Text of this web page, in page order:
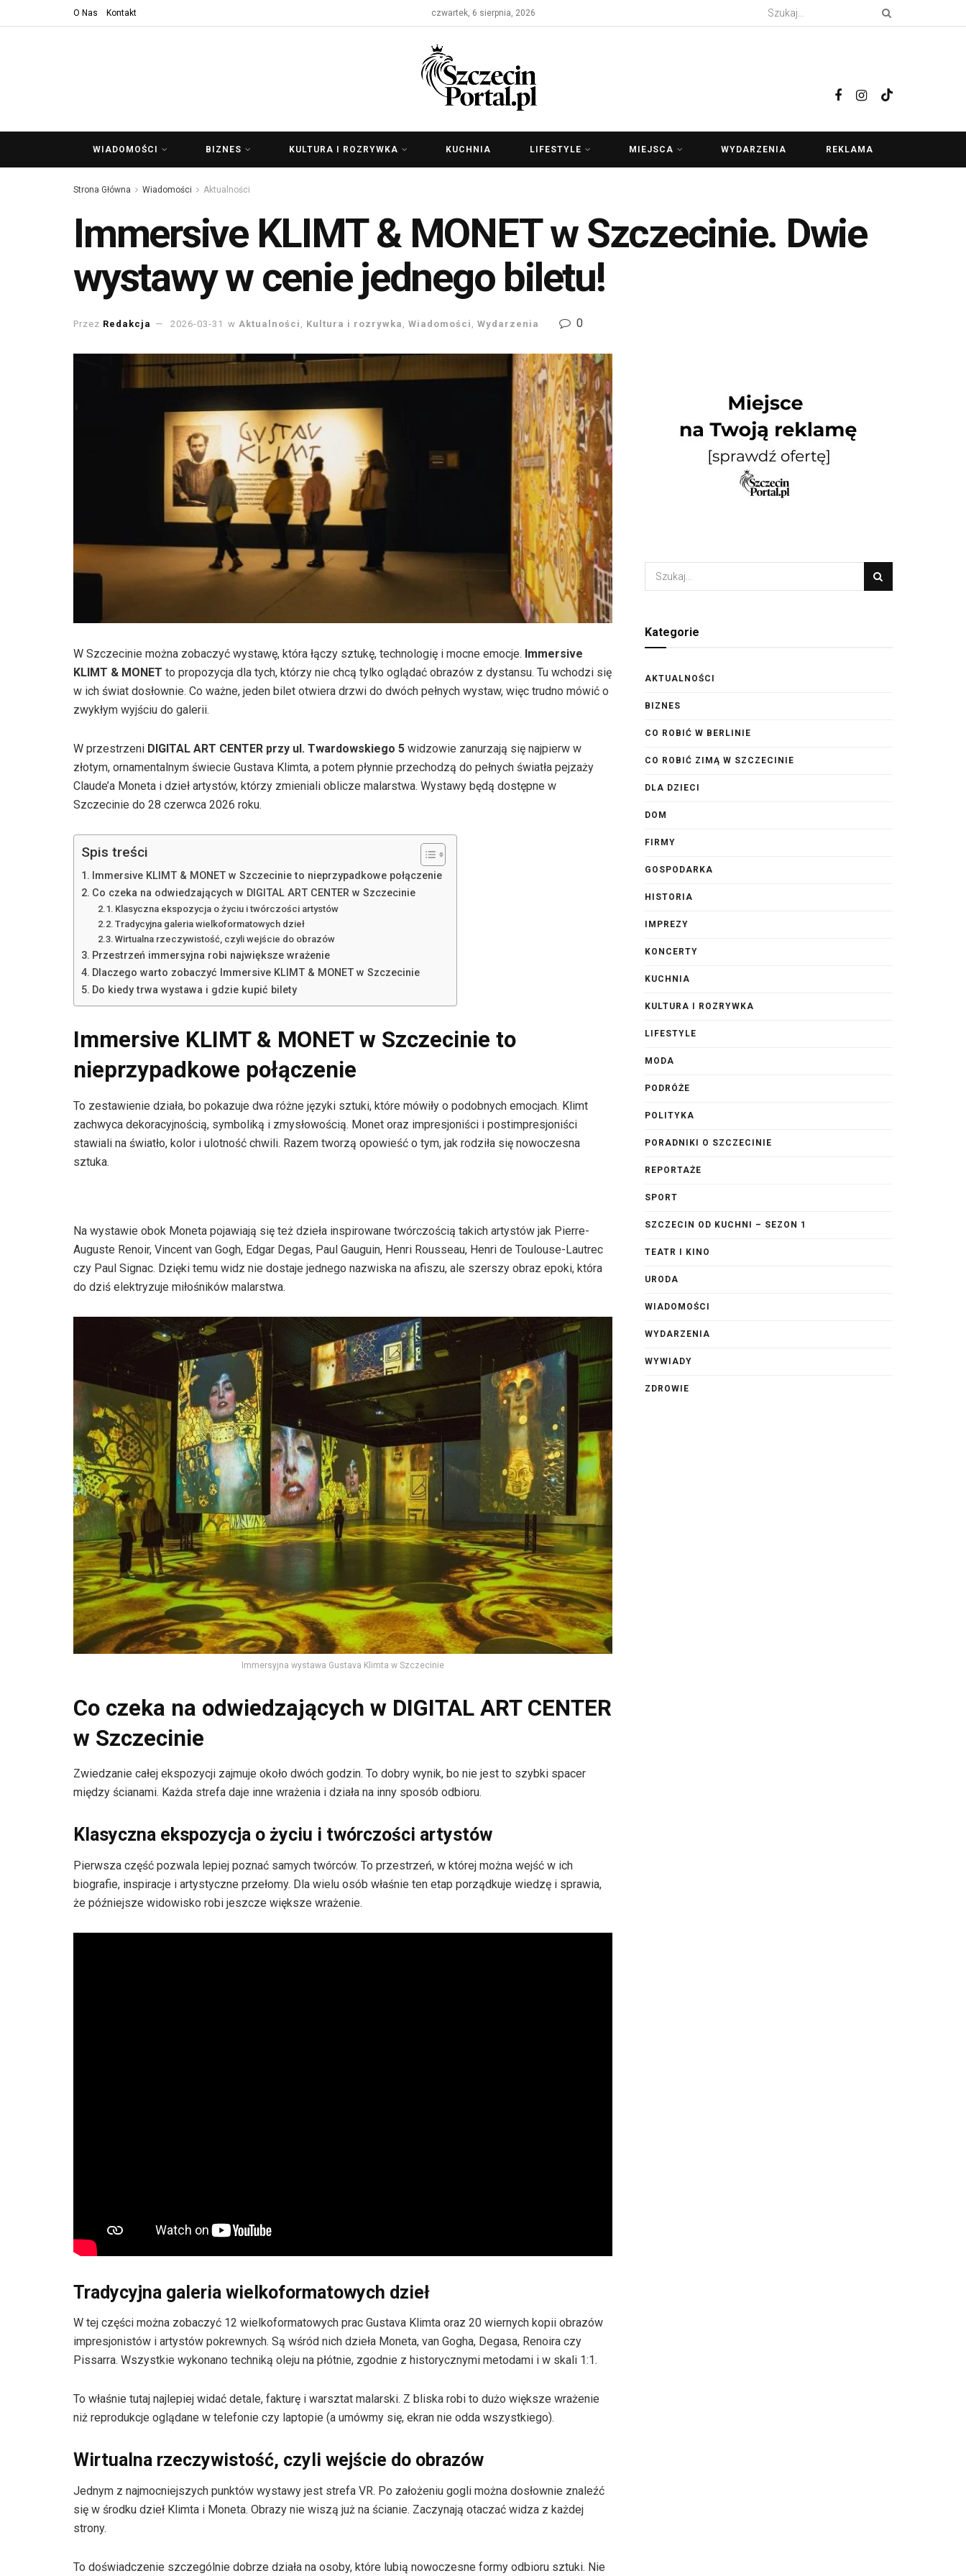
O Nas Kontakt czwartek, 6 sierpnia, 2026
WIADOMOŚCI BIZNES KULTURA I ROZRYWKA KUCHNIA LIFESTYLE MIEJSCA WYDARZENIA REKLAMA
Strona Główna Wiadomości Aktualności
Immersive KLIMT & MONET w Szczecinie. Dwie
wystawy w cenie jednego biletu!
Przez Redakcja 2026-03-31 w Aktualności , Kultura i rozrywka , Wiadomości , Wydarzenia 0
W Szczecinie można zobaczyć wystawę, która łączy sztukę, technologię i mocne emocje. Immersive
KLIMT & MONET to propozycja dla tych, którzy nie chcą tylko oglądać obrazów z dystansu. Tu wchodzi się
w ich świat dosłownie. Co ważne, jeden bilet otwiera drzwi do dwóch pełnych wystaw, więc trudno mówić o
zwykłym wyjściu do galerii.
W przestrzeni DIGITAL ART CENTER przy ul. Twardowskiego 5 widzowie zanurzają się najpierw w
złotym, ornamentalnym świecie Gustava Klimta, a potem płynnie przechodzą do pełnych światła pejzaży
Claude’a Moneta i dzieł artystów, którzy zmieniali oblicze malarstwa. Wystawy będą dostępne w
Szczecinie do 28 czerwca 2026 roku.
Spis treści
Immersive KLIMT & MONET w Szczecinie to nieprzypadkowe połączenie
Co czeka na odwiedzających w DIGITAL ART CENTER w Szczecinie
Klasyczna ekspozycja o życiu i twórczości artystów
Tradycyjna galeria wielkoformatowych dzieł
Wirtualna rzeczywistość, czyli wejście do obrazów
Przestrzeń immersyjna robi największe wrażenie
Dlaczego warto zobaczyć Immersive KLIMT & MONET w Szczecinie
Do kiedy trwa wystawa i gdzie kupić bilety
Immersive KLIMT & MONET w Szczecinie to
nieprzypadkowe połączenie
To zestawienie działa, bo pokazuje dwa różne języki sztuki, które mówiły o podobnych emocjach. Klimt
zachwyca dekoracyjnością, symboliką i zmysłowością. Monet oraz impresjoniści i postimpresjoniści
stawiali na światło, kolor i ulotność chwili. Razem tworzą opowieść o tym, jak rodziła się nowoczesna
sztuka.
Na wystawie obok Moneta pojawiają się też dzieła inspirowane twórczością takich artystów jak Pierre-
Auguste Renoir, Vincent van Gogh, Edgar Degas, Paul Gauguin, Henri Rousseau, Henri de Toulouse-Lautrec
czy Paul Signac. Dzięki temu widz nie dostaje jednego nazwiska na afiszu, ale szerszy obraz epoki, która
do dziś elektryzuje miłośników malarstwa.
Immersyjna wystawa Gustava Klimta w Szczecinie
Co czeka na odwiedzających w DIGITAL ART CENTER
w Szczecinie
Zwiedzanie całej ekspozycji zajmuje około dwóch godzin. To dobry wynik, bo nie jest to szybki spacer
między ścianami. Każda strefa daje inne wrażenia i działa na inny sposób odbioru.
Klasyczna ekspozycja o życiu i twórczości artystów
Pierwsza część pozwala lepiej poznać samych twórców. To przestrzeń, w której można wejść w ich
biografie, inspiracje i artystyczne przełomy. Dla wielu osób właśnie ten etap porządkuje wiedzę i sprawia,
że późniejsze widowisko robi jeszcze większe wrażenie.
Tradycyjna galeria wielkoformatowych dzieł
W tej części można zobaczyć 12 wielkoformatowych prac Gustava Klimta oraz 20 wiernych kopii obrazów
impresjonistów i artystów pokrewnych. Są wśród nich dzieła Moneta, van Gogha, Degasa, Renoira czy
Pissarra. Wszystkie wykonano techniką oleju na płótnie, zgodnie z historycznymi metodami i w skali 1:1.
To właśnie tutaj najlepiej widać detale, fakturę i warsztat malarski. Z bliska robi to dużo większe wrażenie
niż reprodukcje oglądane w telefonie czy laptopie (a umówmy się, ekran nie odda wszystkiego).
Wirtualna rzeczywistość, czyli wejście do obrazów
Jednym z najmocniejszych punktów wystawy jest strefa VR. Po założeniu gogli można dosłownie znaleźć
się w środku dzieł Klimta i Moneta. Obrazy nie wiszą już na ścianie. Zaczynają otaczać widza z każdej
strony.
To doświadczenie szczególnie dobrze działa na osoby, które lubią nowoczesne formy odbioru sztuki. Nie
Kategorie
AKTUALNOŚCI
BIZNES
CO ROBIĆ W BERLINIE
CO ROBIĆ ZIMĄ W SZCZECINIE
DLA DZIECI
DOM
FIRMY
GOSPODARKA
HISTORIA
IMPREZY
KONCERTY
KUCHNIA
KULTURA I ROZRYWKA
LIFESTYLE
MODA
PODRÓŻE
POLITYKA
PORADNIKI O SZCZECINIE
REPORTAŻE
SPORT
SZCZECIN OD KUCHNI – SEZON 1
TEATR I KINO
URODA
WIADOMOŚCI
WYDARZENIA
WYWIADY
ZDROWIE